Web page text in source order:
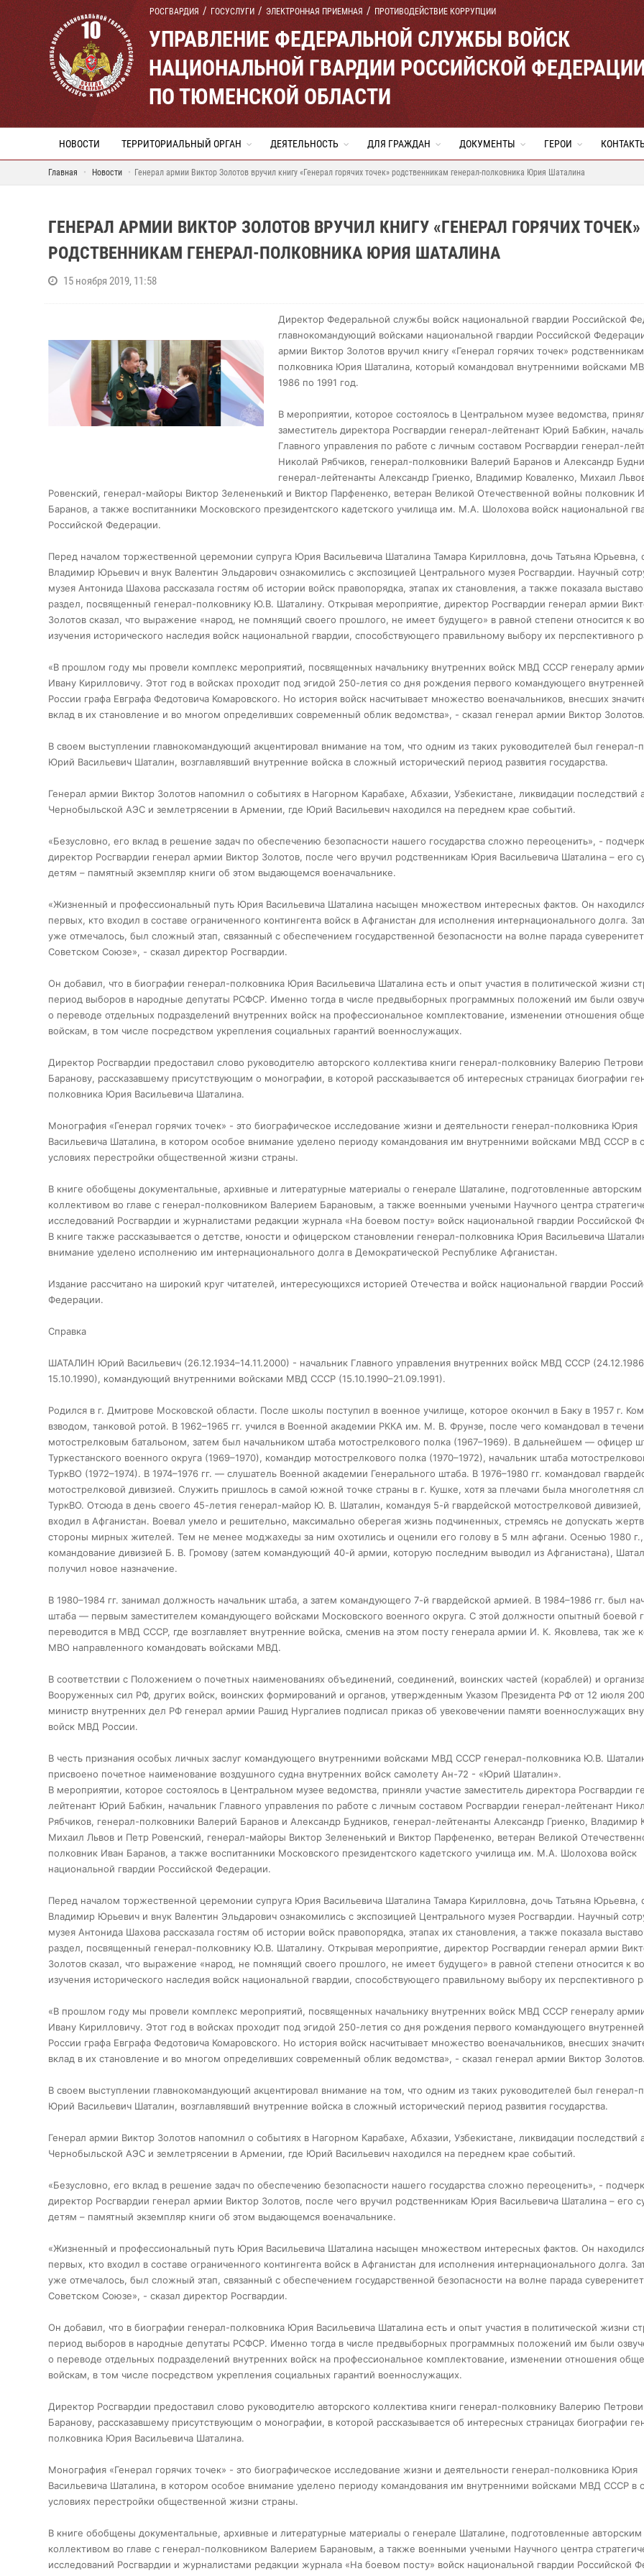
РОСГВАРДИЯ ГОСУСЛУГИ ЭЛЕКТРОННАЯ ПРИЕМНАЯ ПРОТИВОДЕЙСТВИЕ КОРРУПЦИИ
УПРАВЛЕНИЕ ФЕДЕРАЛЬНОЙ СЛУЖБЫ ВОЙСК
НАЦИОНАЛЬНОЙ ГВАРДИИ РОССИЙСКОЙ
ПО ТЮМЕНСКОЙ ОБЛАСТИ
НОВОСТИ ТЕРРИТОРИАЛЬНЫЙ ОРГАН ДЕЯТЕЛЬНОСТЬ ДЛЯ ГРАЖДАН ДОКУМЕНТЫ ГЕРОИ
Главная Новости Генерал армии Виктор Золотов вручил книгу «Генерал горячих точек» родственникам генерал-полковника Юрия Шаталина
ГЕНЕРАЛ АРМИИ ВИКТОР ЗОЛОТОВ ВРУЧИЛ КНИГУ «ГЕНЕРАЛ ГОРЯЧИХ ТОЧЕК»
РОДСТВЕННИКАМ ГЕНЕРАЛ-ПОЛКОВНИКА ЮРИЯ ШАТАЛИНА
15 ноября 2019, 11:58
Директор Федеральной службы войск национальной гвардии Российской
главнокомандующий войсками национальной гвардии Российской
армии Виктор Золотов вручил книгу «Генерал горячих точек»
полковника Юрия Шаталина, который командовал внутренними войсками
1986 по 1991 год.
В мероприятии, которое состоялось в Центральном музее ведомства,
заместитель директора Росгвардии генерал-лейтенант Юрий Бабкин,
Главного управления по работе с личным составом Росгвардии генерал-
Николай Рябчиков, генерал-полковники Валерий Баранов и Александр
генерал-лейтенанты Александр Гриенко, Владимир Коваленко, Михаил
Ровенский, генерал-майоры Виктор Зелененький и Виктор Парфененко, ветеран Великой Отечественной войны полковник
Баранов, а также воспитанники Московского президентского кадетского училища им. М.А. Шолохова войск национальной
Российской Федерации.
Перед началом торжественной церемонии супруга Юрия Васильевича Шаталина Тамара Кирилловна, дочь Татьяна Юрьевна,
Владимир Юрьевич и внук Валентин Эльдарович ознакомились с экспозицией Центрального музея Росгвардии. Научный
музея Антонида Шахова рассказала гостям об истории войск правопорядка, этапах их становления, а также показала
раздел, посвященный генерал-полковнику Ю.В. Шаталину. Открывая мероприятие, директор Росгвардии генерал армии
Золотов сказал, что выражение «народ, не помнящий своего прошлого, не имеет будущего» в равной степени относится к
изучения исторического наследия войск национальной гвардии, способствующего правильному выбору их перспективного
«В прошлом году мы провели комплекс мероприятий, посвященных начальнику внутренних войск МВД СССР генералу
Ивану Кирилловичу. Этот год в войсках проходит под эгидой 250-летия со дня рождения первого командующего
России графа Евграфа Федотовича Комаровского. Но история войск насчитывает множество военачальников, внесших
вклад в их становление и во многом определивших современный облик ведомства», - сказал генерал армии Виктор Золотов.
В своем выступлении главнокомандующий акцентировал внимание на том, что одним из таких руководителей был генерал-
Юрий Васильевич Шаталин, возглавлявший внутренние войска в сложный исторический период развития государства.
Генерал армии Виктор Золотов напомнил о событиях в Нагорном Карабахе, Абхазии, Узбекистане, ликвидации последствий
Чернобыльской АЭС и землетрясении в Армении, где Юрий Васильевич находился на переднем крае событий.
«Безусловно, его вклад в решение задач по обеспечению безопасности нашего государства сложно переоценить», -
директор Росгвардии генерал армии Виктор Золотов, после чего вручил родственникам Юрия Васильевича Шаталина – его
детям – памятный экземпляр книги об этом выдающемся военачальнике.
«Жизненный и профессиональный путь Юрия Васильевича Шаталина насыщен множеством интересных фактов. Он
первых, кто входил в составе ограниченного контингента войск в Афганистан для исполнения интернационального долга.
уже отмечалось, был сложный этап, связанный с обеспечением государственной безопасности на волне парада
Советском Союзе», - сказал директор Росгвардии.
Он добавил, что в биографии генерал-полковника Юрия Васильевича Шаталина есть и опыт участия в политической жизни
период выборов в народные депутаты РСФСР. Именно тогда в числе предвыборных программных положений им были
о переводе отдельных подразделений внутренних войск на профессиональное комплектование, изменении отношения
войскам, в том числе посредством укрепления социальных гарантий военнослужащих.
Директор Росгвардии предоставил слово руководителю авторского коллектива книги генерал-полковнику Валерию
Баранову, рассказавшему присутствующим о монографии, в которой рассказывается об интересных страницах биографии
полковника Юрия Васильевича Шаталина.
Монография «Генерал горячих точек» - это биографическое исследование жизни и деятельности генерал-полковника Юрия
Васильевича Шаталина, в котором особое внимание уделено периоду командования им внутренними войсками МВД СССР в
условиях перестройки общественной жизни страны.
В книге обобщены документальные, архивные и литературные материалы о генерале Шаталине, подготовленные авторским
коллективом во главе с генерал-полковником Валерием Барановым, а также военными учеными Научного центра
исследований Росгвардии и журналистами редакции журнала «На боевом посту» войск национальной гвардии Российской
В книге также рассказывается о детстве, юности и офицерском становлении генерал-полковника Юрия Васильевича
внимание уделено исполнению им интернационального долга в Демократической Республике Афганистан.
Издание рассчитано на широкий круг читателей, интересующихся историей Отечества и войск национальной гвардии
Федерации.
Справка
ШАТАЛИН Юрий Васильевич (26.12.1934–14.11.2000) - начальник Главного управления внутренних войск МВД СССР
15.10.1990), командующий внутренними войсками МВД СССР (15.10.1990–21.09.1991).
Родился в г. Дмитрове Московской области. После школы поступил в военное училище, которое окончил в Баку в 1957 г.
взводом, танковой ротой. В 1962–1965 гг. учился в Военной академии РККА им. М. В. Фрунзе, после чего командовал в
мотострелковым батальоном, затем был начальником штаба мотострелкового полка (1967–1969). В дальнейшем — офицер
Туркестанского военного округа (1969–1970), командир мотострелкового полка (1970–1972), начальник штаба
ТуркВО (1972–1974). В 1974–1976 гг. — слушатель Военной академии Генерального штаба. В 1976–1980 гг. командовал
мотострелковой дивизией. Служить пришлось в самой южной точке страны в г. Кушке, хотя за плечами была многолетняя
ТуркВО. Отсюда в день своего 45-летия генерал-майор Ю. В. Шаталин, командуя 5-й гвардейской мотострелковой
входил в Афганистан. Воевал умело и решительно, максимально оберегая жизнь подчиненных, стремясь не допускать
стороны мирных жителей. Тем не менее моджахеды за ним охотились и оценили его голову в 5 млн афгани. Осенью 1980
командование дивизией Б. В. Громову (затем командующий 40-й армии, которую последним выводил из Афганистана),
получил новое назначение.
В 1980–1984 гг. занимал должность начальник штаба, а затем командующего 7-й гвардейской армией. В 1984–1986 гг. был
штаба — первым заместителем командующего войсками Московского военного округа. С этой должности опытный боевой
переводится в МВД СССР, где возглавляет внутренние войска, сменив на этом посту генерала армии И. К. Яковлева, так же
МВО направленного командовать войсками МВД.
В соответствии с Положением о почетных наименованиях объединений, соединений, воинских частей (кораблей) и
Вооруженных сил РФ, других войск, воинских формирований и органов, утвержденным Указом Президента РФ от 12 июля
министр внутренних дел РФ генерал армии Рашид Нургалиев подписал приказ об увековечении памяти военнослужащих
войск МВД России.
В честь признания особых личных заслуг командующего внутренними войсками МВД СССР генерал-полковника Ю.В.
присвоено почетное наименование воздушного судна внутренних войск самолету Ан-72 - «Юрий Шаталин».
В мероприятии, которое состоялось в Центральном музее ведомства, приняли участие заместитель директора Росгвардии
лейтенант Юрий Бабкин, начальник Главного управления по работе с личным составом Росгвардии генерал-лейтенант
Рябчиков, генерал-полковники Валерий Баранов и Александр Будников, генерал-лейтенанты Александр Гриенко, Владимир
Михаил Львов и Петр Ровенский, генерал-майоры Виктор Зелененький и Виктор Парфененко, ветеран Великой
полковник Иван Баранов, а также воспитанники Московского президентского кадетского училища им. М.А. Шолохова войск
национальной гвардии Российской Федерации.
Перед началом торжественной церемонии супруга Юрия Васильевича Шаталина Тамара Кирилловна, дочь Татьяна Юрьевна,
Владимир Юрьевич и внук Валентин Эльдарович ознакомились с экспозицией Центрального музея Росгвардии. Научный
музея Антонида Шахова рассказала гостям об истории войск правопорядка, этапах их становления, а также показала
раздел, посвященный генерал-полковнику Ю.В. Шаталину. Открывая мероприятие, директор Росгвардии генерал армии
Золотов сказал, что выражение «народ, не помнящий своего прошлого, не имеет будущего» в равной степени относится к
изучения исторического наследия войск национальной гвардии, способствующего правильному выбору их перспективного
«В прошлом году мы провели комплекс мероприятий, посвященных начальнику внутренних войск МВД СССР генералу
Ивану Кирилловичу. Этот год в войсках проходит под эгидой 250-летия со дня рождения первого командующего
России графа Евграфа Федотовича Комаровского. Но история войск насчитывает множество военачальников, внесших
вклад в их становление и во многом определивших современный облик ведомства», - сказал генерал армии Виктор Золотов.
В своем выступлении главнокомандующий акцентировал внимание на том, что одним из таких руководителей был генерал-
Юрий Васильевич Шаталин, возглавлявший внутренние войска в сложный исторический период развития государства.
Генерал армии Виктор Золотов напомнил о событиях в Нагорном Карабахе, Абхазии, Узбекистане, ликвидации последствий
Чернобыльской АЭС и землетрясении в Армении, где Юрий Васильевич находился на переднем крае событий.
«Безусловно, его вклад в решение задач по обеспечению безопасности нашего государства сложно переоценить», -
директор Росгвардии генерал армии Виктор Золотов, после чего вручил родственникам Юрия Васильевича Шаталина – его
детям – памятный экземпляр книги об этом выдающемся военачальнике.
«Жизненный и профессиональный путь Юрия Васильевича Шаталина насыщен множеством интересных фактов. Он
первых, кто входил в составе ограниченного контингента войск в Афганистан для исполнения интернационального долга.
уже отмечалось, был сложный этап, связанный с обеспечением государственной безопасности на волне парада
Советском Союзе», - сказал директор Росгвардии.
Он добавил, что в биографии генерал-полковника Юрия Васильевича Шаталина есть и опыт участия в политической жизни
период выборов в народные депутаты РСФСР. Именно тогда в числе предвыборных программных положений им были
о переводе отдельных подразделений внутренних войск на профессиональное комплектование, изменении отношения
войскам, в том числе посредством укрепления социальных гарантий военнослужащих.
Директор Росгвардии предоставил слово руководителю авторского коллектива книги генерал-полковнику Валерию
Баранову, рассказавшему присутствующим о монографии, в которой рассказывается об интересных страницах биографии
полковника Юрия Васильевича Шаталина.
Монография «Генерал горячих точек» - это биографическое исследование жизни и деятельности генерал-полковника Юрия
Васильевича Шаталина, в котором особое внимание уделено периоду командования им внутренними войсками МВД СССР в
условиях перестройки общественной жизни страны.
В книге обобщены документальные, архивные и литературные материалы о генерале Шаталине, подготовленные авторским
коллективом во главе с генерал-полковником Валерием Барановым, а также военными учеными Научного центра
исследований Росгвардии и журналистами редакции журнала «На боевом посту» войск национальной гвардии Российской